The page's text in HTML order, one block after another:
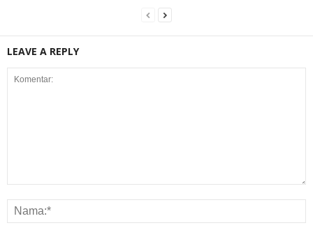
LEAVE A REPLY